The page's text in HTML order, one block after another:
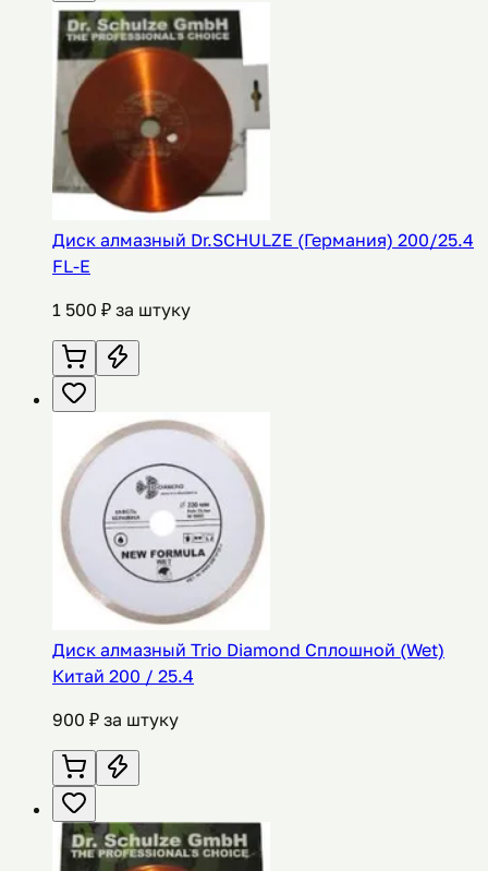
Диск алмазный Dr.SCHULZE (Германия) 200/25.4
FL-E
1 500 ₽ за штуку
Диск алмазный Trio Diamond Сплошной (Wet)
Китай 200 / 25.4
900 ₽ за штуку